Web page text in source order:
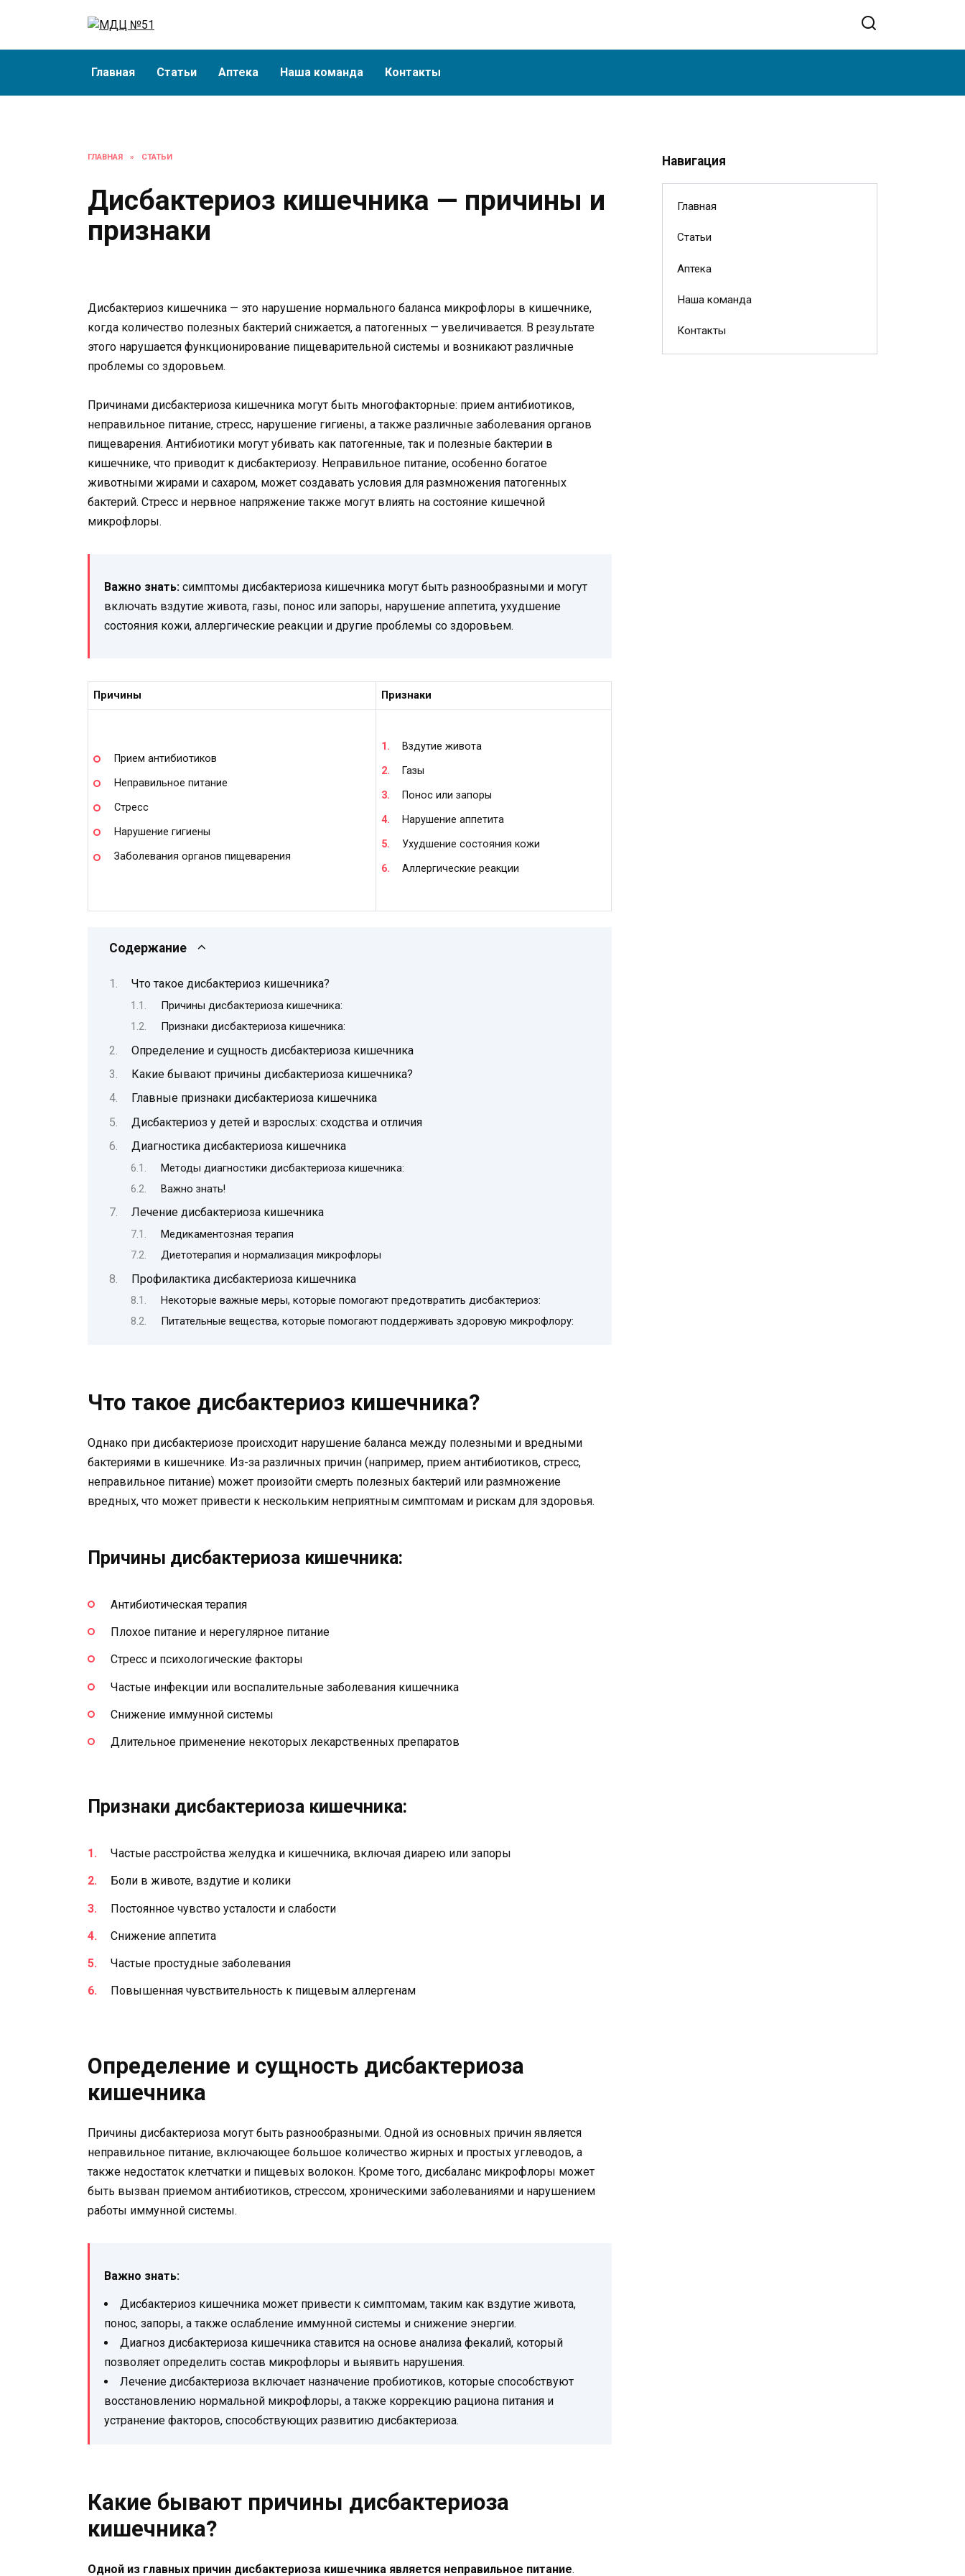
Главная Статьи Аптека Наша команда Контакты
ГЛАВНАЯ » СТАТЬИ
Дисбактериоз кишечника — причины и
признаки
Дисбактериоз кишечника — это нарушение нормального баланса микрофлоры в кишечнике,
когда количество полезных бактерий снижается, а патогенных — увеличивается. В результате
этого нарушается функционирование пищеварительной системы и возникают различные
проблемы со здоровьем.
Причинами дисбактериоза кишечника могут быть многофакторные: прием антибиотиков,
неправильное питание, стресс, нарушение гигиены, а также различные заболевания органов
пищеварения. Антибиотики могут убивать как патогенные, так и полезные бактерии в
кишечнике, что приводит к дисбактериозу. Неправильное питание, особенно богатое
животными жирами и сахаром, может создавать условия для размножения патогенных
бактерий. Стресс и нервное напряжение также могут влиять на состояние кишечной
микрофлоры.
Важно знать: симптомы дисбактериоза кишечника могут быть разнообразными и могут
включать вздутие живота, газы, понос или запоры, нарушение аппетита, ухудшение
состояния кожи, аллергические реакции и другие проблемы со здоровьем.
Причины Признаки
Прием антибиотиков
Неправильное питание
Стресс
Нарушение гигиены
Заболевания органов пищеварения
Вздутие живота
Газы
Понос или запоры
Нарушение аппетита
Ухудшение состояния кожи
Аллергические реакции
Содержание
Что такое дисбактериоз кишечника?
Причины дисбактериоза кишечника:
Признаки дисбактериоза кишечника:
Определение и сущность дисбактериоза кишечника
Какие бывают причины дисбактериоза кишечника?
Главные признаки дисбактериоза кишечника
Дисбактериоз у детей и взрослых: сходства и отличия
Диагностика дисбактериоза кишечника
Методы диагностики дисбактериоза кишечника:
Важно знать!
Лечение дисбактериоза кишечника
Медикаментозная терапия
Диетотерапия и нормализация микрофлоры
Профилактика дисбактериоза кишечника
Некоторые важные меры, которые помогают предотвратить дисбактериоз:
Питательные вещества, которые помогают поддерживать здоровую микрофлору:
Что такое дисбактериоз кишечника?
Однако при дисбактериозе происходит нарушение баланса между полезными и вредными
бактериями в кишечнике. Из-за различных причин (например, прием антибиотиков, стресс,
неправильное питание) может произойти смерть полезных бактерий или размножение
вредных, что может привести к нескольким неприятным симптомам и рискам для здоровья.
Причины дисбактериоза кишечника:
Антибиотическая терапия
Плохое питание и нерегулярное питание
Стресс и психологические факторы
Частые инфекции или воспалительные заболевания кишечника
Снижение иммунной системы
Длительное применение некоторых лекарственных препаратов
Признаки дисбактериоза кишечника:
Частые расстройства желудка и кишечника, включая диарею или запоры
Боли в животе, вздутие и колики
Постоянное чувство усталости и слабости
Снижение аппетита
Частые простудные заболевания
Повышенная чувствительность к пищевым аллергенам
Определение и сущность дисбактериоза
кишечника
Причины дисбактериоза могут быть разнообразными. Одной из основных причин является
неправильное питание, включающее большое количество жирных и простых углеводов, а
также недостаток клетчатки и пищевых волокон. Кроме того, дисбаланс микрофлоры может
быть вызван приемом антибиотиков, стрессом, хроническими заболеваниями и нарушением
работы иммунной системы.
Важно знать:
Дисбактериоз кишечника может привести к симптомам, таким как вздутие живота,
понос, запоры, а также ослабление иммунной системы и снижение энергии.
Диагноз дисбактериоза кишечника ставится на основе анализа фекалий, который
позволяет определить состав микрофлоры и выявить нарушения.
Лечение дисбактериоза включает назначение пробиотиков, которые способствуют
восстановлению нормальной микрофлоры, а также коррекцию рациона питания и
устранение факторов, способствующих развитию дисбактериоза.
Какие бывают причины дисбактериоза
кишечника?
Одной из главных причин дисбактериоза кишечника является неправильное питание.
Навигация
Главная
Статьи
Аптека
Наша команда
Контакты